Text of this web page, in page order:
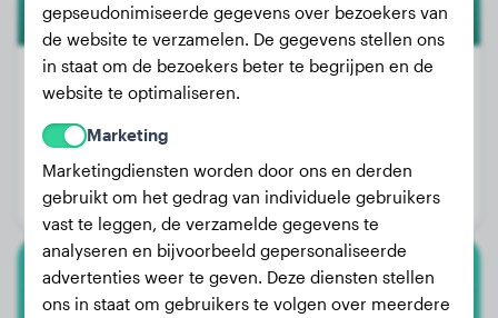
Gewicht:
Leeftijd:
3 jaar, 8 maanden
Geslacht:
Teef
Duitse Herdershond
gepseudonimiseerde gegevens over bezoekers van
de website te verzamelen. De gegevens stellen ons
in staat om de bezoekers beter te begrijpen en de
website te optimaliseren.
Marketing
Marketingdiensten worden door ons en derden
gebruikt om het gedrag van individuele gebruikers
vast te leggen, de verzamelde gegevens te
analyseren en bijvoorbeeld gepersonaliseerde
advertenties weer te geven. Deze diensten stellen
ons in staat om gebruikers te volgen over meerdere